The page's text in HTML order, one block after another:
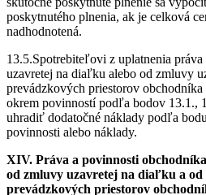
poskytnutého plnenia, ak je celková
nadhodnotená.
13.5.Spotrebiteľovi z uplatnenia
uzavretej na diaľku alebo od zmluvy
prevádzkových priestorov
okrem povinností podľa bodov 13.1.,
uhradiť dodatočné náklady podľa
povinnosti alebo náklady.
XIV. Práva a povinnosti
od zmluvy uzavretej na diaľku a
prevádzkových priestorov